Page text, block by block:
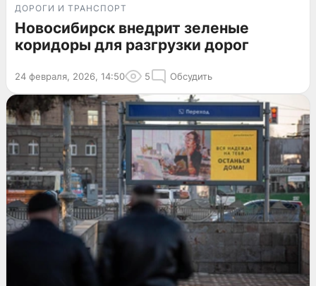
ДОРОГИ И ТРАНСПОРТ
Новосибирск внедрит зеленые
коридоры для разгрузки дорог
24 февраля, 2026, 14:50 5 Обсудить